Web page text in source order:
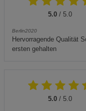
5.0 / 5.0
Berlin2020
Hervorragende Qualität
ersten gehalten
5.0 / 5.0